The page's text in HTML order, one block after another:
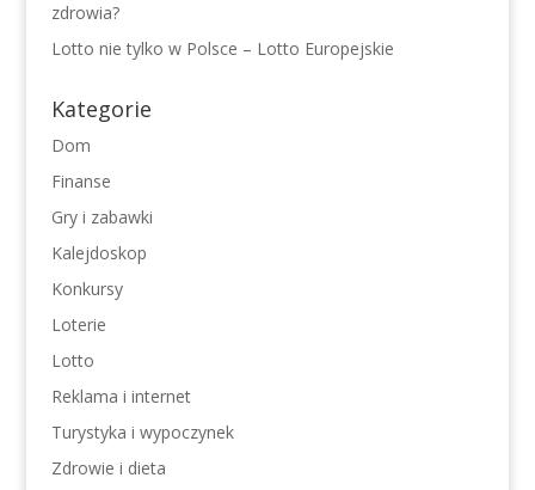
zdrowia?
Lotto nie tylko w Polsce – Lotto Europejskie
Kategorie
Dom
Finanse
Gry i zabawki
Kalejdoskop
Konkursy
Loterie
Lotto
Reklama i internet
Turystyka i wypoczynek
Zdrowie i dieta